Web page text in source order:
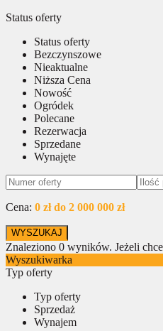
Status oferty
Status oferty
Bezczynszowe
Nieaktualne
Niższa Cena
Nowość
Ogródek
Polecane
Rezerwacja
Sprzedane
Wynajęte
Cena: 0 zł do 2 000 000 zł
Znaleziono 0 wyników. Jeżeli
Wyszukiwarka
Typ oferty
Typ oferty
Sprzedaż
Wynajem